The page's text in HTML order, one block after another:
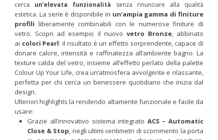
cerca un’elevata funzionalità senza rinunciare alla qualità
estetica. La serie è disponibile in un’ampia gamma di finiture
profili liberamente combinabili con le numerose finiture di
vetro. Scopri ad esempio il nuovo vetro Bronze, abbinato
ai colori Pearl: il risultato è un effetto sorprendente, capace di
donare calore, intensità e raffinatezza all’ambiente bagno. La
texture calda del vetro, insieme all’effetto perlato della palette
Colour Up Your Life, crea un’atmosfera avvolgente e rilassante,
perfetta per chi cerca un benessere quotidiano che inizia dal
design.
Ulteriori highlights la rendendo altamente funzionale e facile da
usare:
Grazie all’innovativo sistema integrato ACS – Automatic
Close & Stop, negli ultimi centimetri di scorrimento la porta